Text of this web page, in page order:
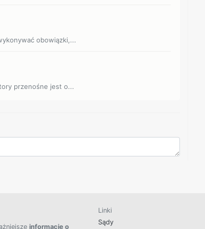
obowiązki,...
przenośne jest o...
informacje o
Linki
Sądy